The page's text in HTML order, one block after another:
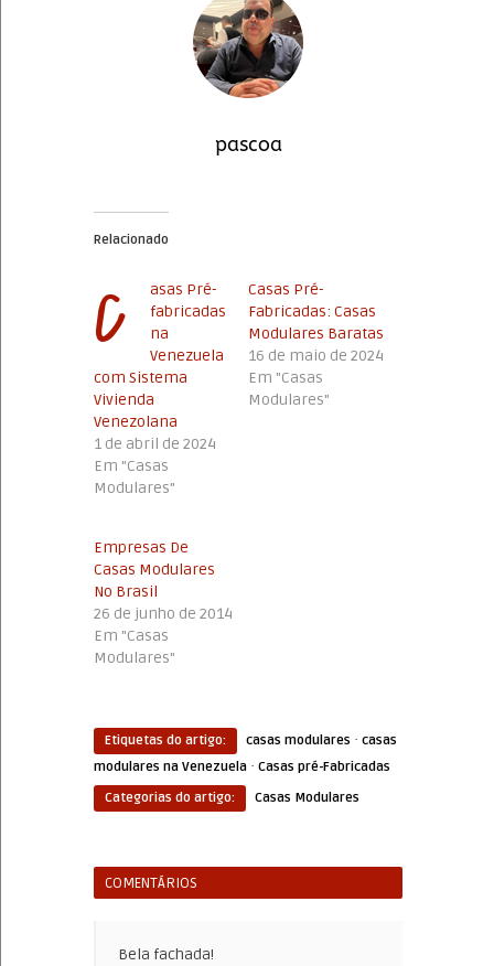
pascoa
Relacionado
C
asas Pré-
fabricadas
na
Venezuela
com Sistema
Vivienda
Venezolana
1 de abril de 2024
Em "Casas
Modulares"
Casas Pré-
Fabricadas: Casas
Modulares Baratas
16 de maio de 2024
Em "Casas
Modulares"
Empresas De
Casas Modulares
No Brasil
26 de junho de 2014
Em "Casas
Modulares"
Etiquetas do artigo: casas modulares · casas
modulares na Venezuela · Casas pré-Fabricadas
Categorias do artigo:
Casas Modulares
COMENTÁRIOS
Bela fachada!